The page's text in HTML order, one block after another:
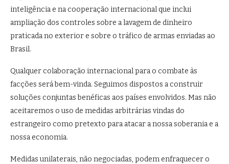
inteligência e na cooperação internacional que inclui
ampliação dos controles sobre a lavagem de dinheiro
praticada no exterior e sobre o tráfico de armas enviadas ao
Brasil.
Qualquer colaboração internacional para o combate às
facções será bem-vinda. Seguimos dispostos a construir
soluções conjuntas benéficas aos países envolvidos. Mas não
aceitaremos o uso de medidas arbitrárias vindas do
estrangeiro como pretexto para atacar a nossa soberania e a
nossa economia.
Medidas unilaterais, não negociadas, podem enfraquecer o